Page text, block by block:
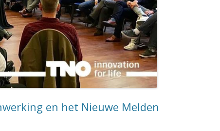
en het Nieuwe Melden